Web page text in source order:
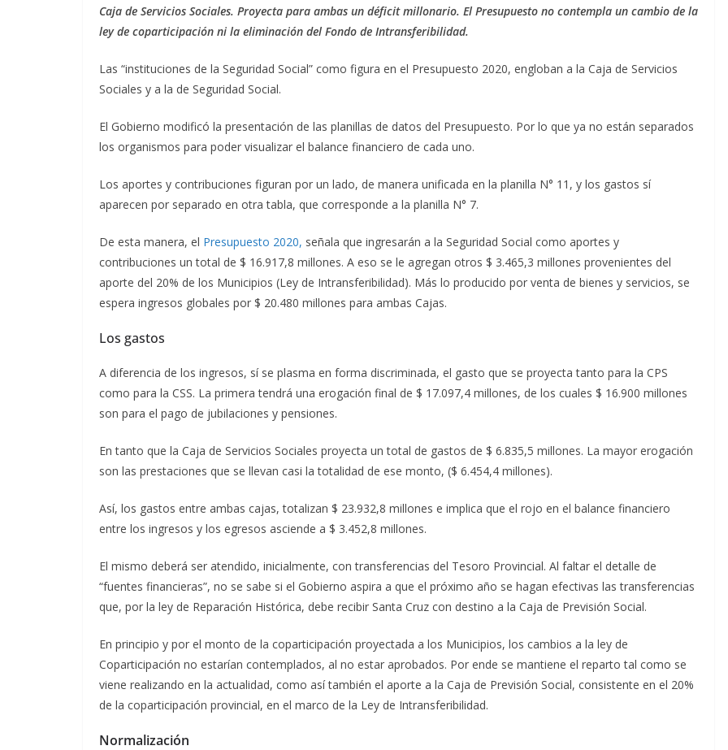
Caja de Servicios Sociales. Proyecta para ambas un déficit millonario. El Presupuesto no contempla un cambio de la
ley de coparticipación ni la eliminación del Fondo de Intransferibilidad.
Las “instituciones de la Seguridad Social” como figura en el Presupuesto 2020, engloban a la Caja de Servicios
Sociales y a la de Seguridad Social.
El Gobierno modificó la presentación de las planillas de datos del Presupuesto. Por lo que ya no están separados
los organismos para poder visualizar el balance financiero de cada uno.
Los aportes y contribuciones figuran por un lado, de manera unificada en la planilla N° 11, y los gastos sí
aparecen por separado en otra tabla, que corresponde a la planilla N° 7.
De esta manera, el Presupuesto 2020, señala que ingresarán a la Seguridad Social como aportes y
contribuciones un total de $ 16.917,8 millones. A eso se le agregan otros $ 3.465,3 millones provenientes del
aporte del 20% de los Municipios (Ley de Intransferibilidad). Más lo producido por venta de bienes y servicios, se
espera ingresos globales por $ 20.480 millones para ambas Cajas.
Los gastos
A diferencia de los ingresos, sí se plasma en forma discriminada, el gasto que se proyecta tanto para la CPS
como para la CSS. La primera tendrá una erogación final de $ 17.097,4 millones, de los cuales $ 16.900 millones
son para el pago de jubilaciones y pensiones.
En tanto que la Caja de Servicios Sociales proyecta un total de gastos de $ 6.835,5 millones. La mayor erogación
son las prestaciones que se llevan casi la totalidad de ese monto, ($ 6.454,4 millones).
Así, los gastos entre ambas cajas, totalizan $ 23.932,8 millones e implica que el rojo en el balance financiero
entre los ingresos y los egresos asciende a $ 3.452,8 millones.
El mismo deberá ser atendido, inicialmente, con transferencias del Tesoro Provincial. Al faltar el detalle de
“fuentes financieras”, no se sabe si el Gobierno aspira a que el próximo año se hagan efectivas las transferencias
que, por la ley de Reparación Histórica, debe recibir Santa Cruz con destino a la Caja de Previsión Social.
En principio y por el monto de la coparticipación proyectada a los Municipios, los cambios a la ley de
Coparticipación no estarían contemplados, al no estar aprobados. Por ende se mantiene el reparto tal como se
viene realizando en la actualidad, como así también el aporte a la Caja de Previsión Social, consistente en el 20%
de la coparticipación provincial, en el marco de la Ley de Intransferibilidad.
Normalización